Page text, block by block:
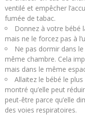
ventilé et empêcher
fumée de tabac.
Donnez à votre bébé
mais ne le forcez pas à
Ne pas dormir dans
même chambre. Cela
mais dans le même
Allaitez le bébé le
montré qu’elle peut
peut-être parce qu’elle
des voies respiratoires.